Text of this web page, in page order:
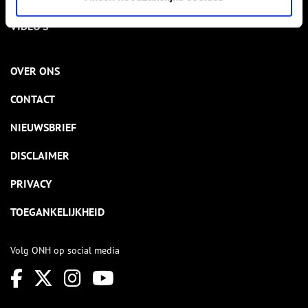
VIDEO’S
OVER ONS
CONTACT
NIEUWSBRIEF
DISCLAIMER
PRIVACY
TOEGANKELIJKHEID
Volg ONH op social media